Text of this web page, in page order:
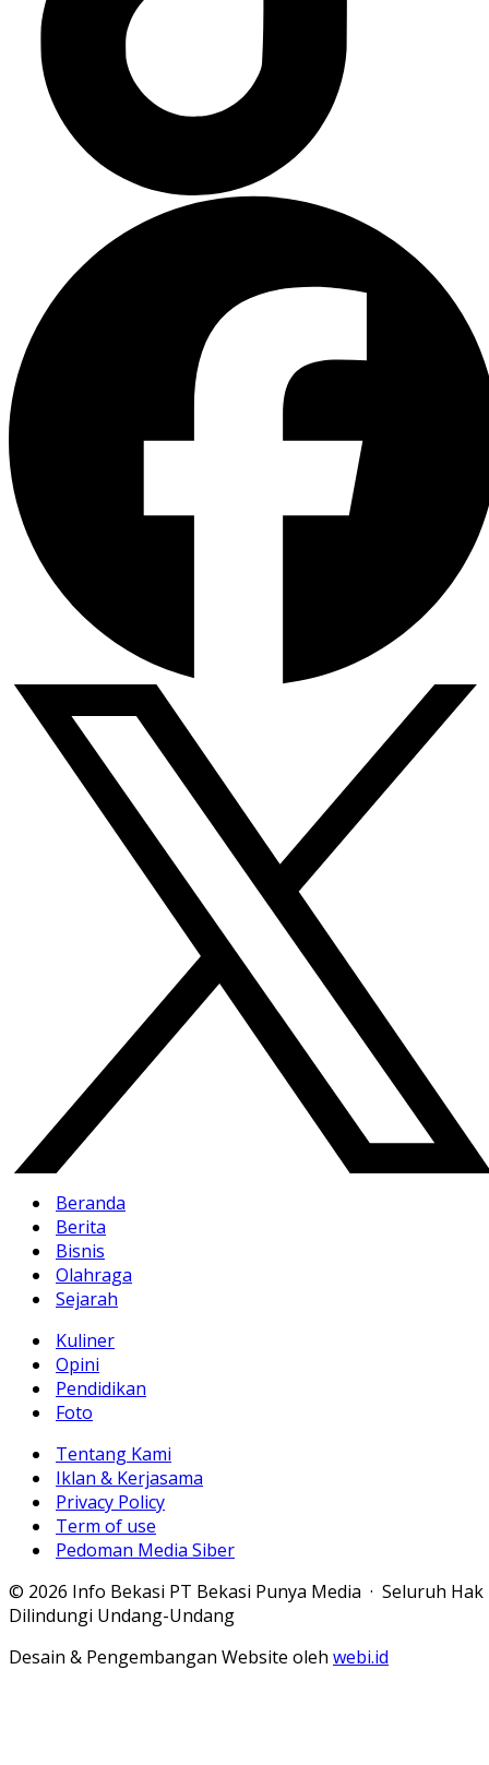
Beranda
Berita
Bisnis
Olahraga
Sejarah
Kuliner
Opini
Pendidikan
Foto
Tentang Kami
Iklan & Kerjasama
Privacy Policy
Term of use
Pedoman Media Siber
© 2026 Info Bekasi PT Bekasi Punya Media · Seluruh Hak
Dilindungi Undang-Undang
Desain & Pengembangan Website oleh webi.id